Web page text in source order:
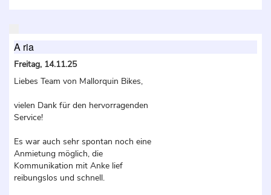
A ria
Freitag, 14.11.25
Liebes Team von Mallorquin Bikes,
vielen Dank für den hervorragenden
Service!
Es war auch sehr spontan noch eine
Anmietung möglich, die
Kommunikation mit Anke lief
reibungslos und schnell.